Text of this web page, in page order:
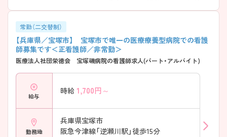
常勤（二交替制）
【兵庫県／宝塚市】 宝塚市で唯一の医療療養型病院での看護
師募集です＜正看護師／非常勤＞
医療法人社団栄徳会 宝塚磯病院の看護師求人(パート・アルバイト)
給与
時給 1,700円～
勤務地
兵庫県宝塚市
阪急今津線「逆瀬川駅」徒歩15分